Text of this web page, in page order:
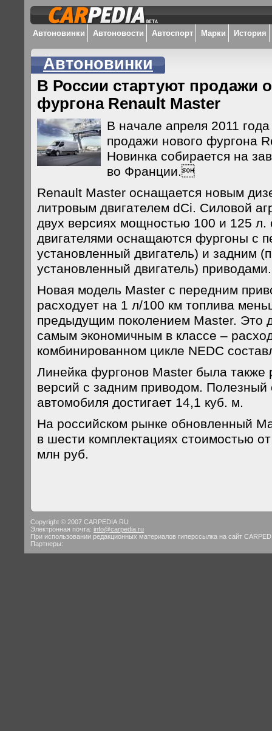
Автоновинки Автоновости Автоспорт Марки История
Автоновинки
В России стартуют продажи
фургона Renault Master
В начале апреля 2011
продажи нового фургона
Новинка собирается на
во Франции.
Renault Master оснащается новым
литровым двигателем dCi. Силовой
двух версиях мощностью 100 и 125 л.
двигателями оснащаются фургоны с
установленный двигатель) и задним
установленный двигатель) приводами.
Новая модель Master с передним
расходует на 1 л/100 км топлива
предыдущим поколением Master. Это
самым экономичным в классе –
комбинированном цикле NEDC
Линейка фургонов Master была также
версий с задним приводом. Полезный
автомобиля достигает 14,1 куб. м.
На российском рынке обновленный
в шести комплектациях стоимостью
млн руб.
Copyright © 2007 CARPEDIA.RU
Электронная почта: info@carpedia.ru
При использовании редакционных материалов гиперссылка на сайт
Партнеры: